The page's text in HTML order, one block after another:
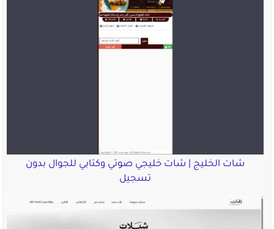
شات الخليج | شات خليجي صوتي وكتابي للجوال بدون
تسجيل